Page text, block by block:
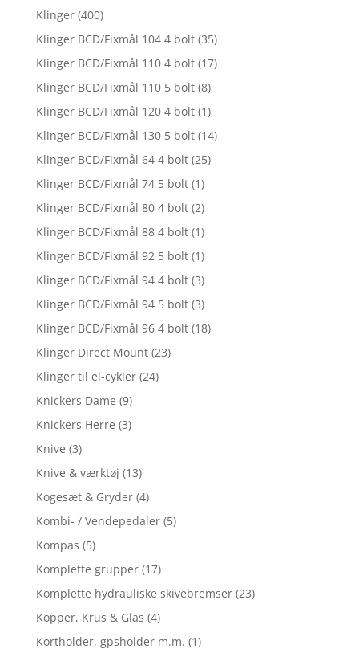
Klinger (400)
Klinger BCD/Fixmål 104 4 bolt (35)
Klinger BCD/Fixmål 110 4 bolt (17)
Klinger BCD/Fixmål 110 5 bolt (8)
Klinger BCD/Fixmål 120 4 bolt (1)
Klinger BCD/Fixmål 130 5 bolt (14)
Klinger BCD/Fixmål 64 4 bolt (25)
Klinger BCD/Fixmål 74 5 bolt (1)
Klinger BCD/Fixmål 80 4 bolt (2)
Klinger BCD/Fixmål 88 4 bolt (1)
Klinger BCD/Fixmål 92 5 bolt (1)
Klinger BCD/Fixmål 94 4 bolt (3)
Klinger BCD/Fixmål 94 5 bolt (3)
Klinger BCD/Fixmål 96 4 bolt (18)
Klinger Direct Mount (23)
Klinger til el-cykler (24)
Knickers Dame (9)
Knickers Herre (3)
Knive (3)
Knive & værktøj (13)
Kogesæt & Gryder (4)
Kombi- / Vendepedaler (5)
Kompas (5)
Komplette grupper (17)
Komplette hydrauliske skivebremser (23)
Kopper, Krus & Glas (4)
Kortholder, gpsholder m.m. (1)